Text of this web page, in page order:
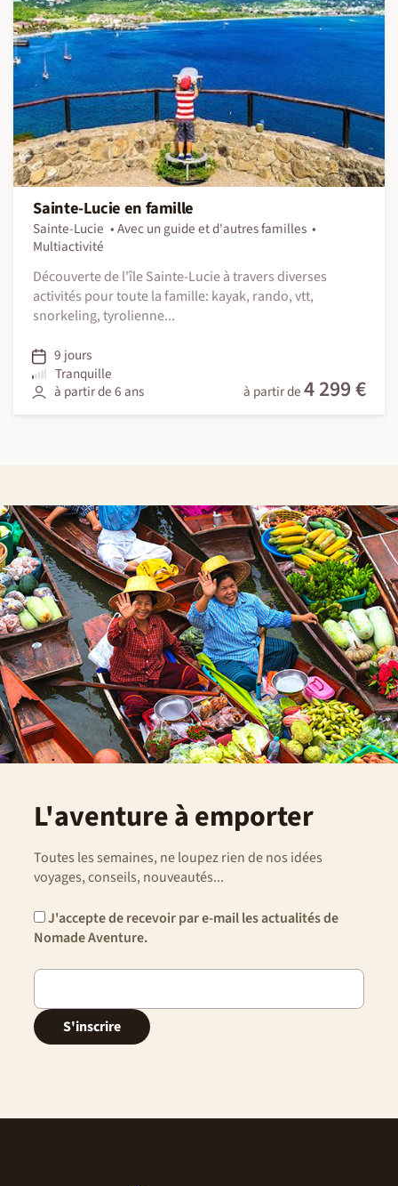
Sainte-Lucie en famille
Sainte-Lucie
Avec un guide et d'autres familles
Multiactivité
Découverte de l'île Sainte-Lucie à travers diverses
activités pour toute la famille: kayak, rando, vtt,
snorkeling, tyrolienne...
9 jours
Tranquille
à partir de 6 ans
à partir de4 299 €
L'aventure à emporter
Toutes les semaines, ne loupez rien de nos idées
voyages, conseils, nouveautés...
J'accepte de recevoir par e-mail les actualités de
Nomade Aventure.
S'inscrire